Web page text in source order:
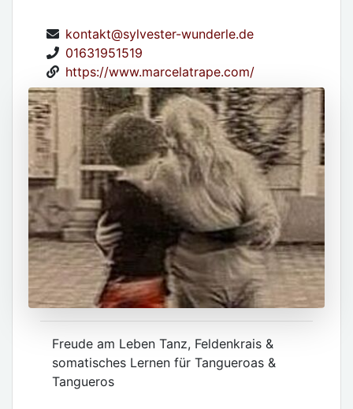
kontakt@sylvester-wunderle.de
01631951519
https://www.marcelatrape.com/
Freude am Leben Tanz, Feldenkrais &
somatisches Lernen für Tangueroas &
Tangueros